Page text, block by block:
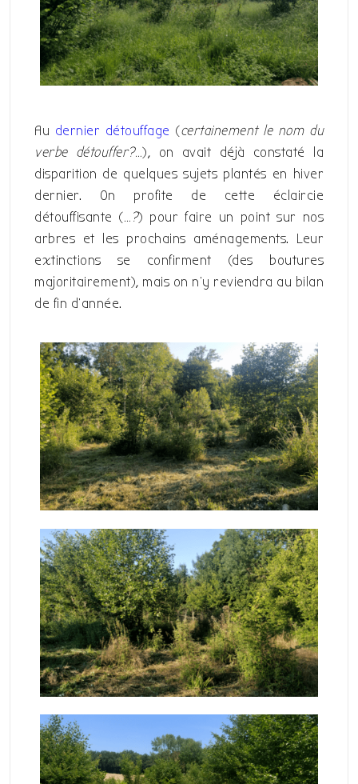
Au dernier détouffage (certainement le nom du
verbe détouffer?…), on avait déjà constaté la
disparition de quelques sujets plantés en hiver
dernier. On profite de cette éclaircie
détouffisante (…?) pour faire un point sur nos
arbres et les prochains aménagements. Leur
extinctions se confirment (des boutures
majoritairement), mais on n’y reviendra au bilan
de fin d’année.